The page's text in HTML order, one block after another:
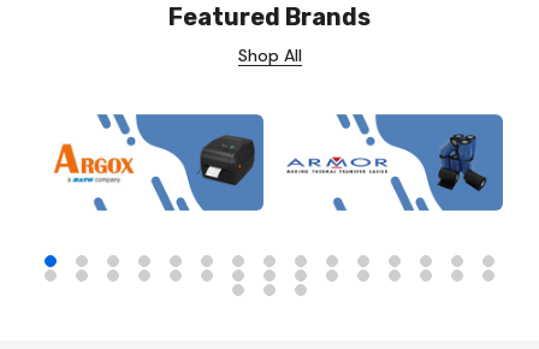
Featured Brands
Shop All